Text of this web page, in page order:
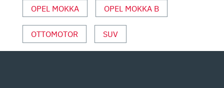
MAY“
VON
YOUTUBE
ANZEIGEN
OPEL MOKKA OPEL MOKKA B
OTTOMOTOR SUV